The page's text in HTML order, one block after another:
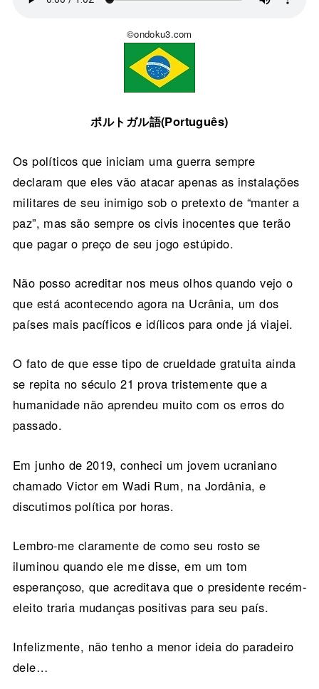
©ondoku3.com
ポルトガル語(Português)
Os políticos que iniciam uma guerra sempre
declaram que eles vão atacar apenas as instalações
militares de seu inimigo sob o pretexto de “manter a
paz”, mas são sempre os civis inocentes que terão
que pagar o preço de seu jogo estúpido.
Não posso acreditar nos meus olhos quando vejo o
que está acontecendo agora na Ucrânia, um dos
países mais pacíficos e idílicos para onde já viajei.
O fato de que esse tipo de crueldade gratuita ainda
se repita no século 21 prova tristemente que a
humanidade não aprendeu muito com os erros do
passado.
Em junho de 2019, conheci um jovem ucraniano
chamado Victor em Wadi Rum, na Jordânia, e
discutimos política por horas.
Lembro-me claramente de como seu rosto se
iluminou quando ele me disse, em um tom
esperançoso, que acreditava que o presidente recém-
eleito traria mudanças positivas para seu país.
Infelizmente, não tenho a menor ideia do paradeiro
dele…